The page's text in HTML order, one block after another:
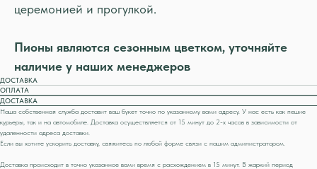
церемонией и прогулкой.
Пионы являются сезонным цветком, уточняйте
наличие у наших менеджеров
ДОСТАВКА
ОПЛАТА
ДОСТАВКА
Наша собственная служба доставит ваш букет точно по указанному вами адресу. У нас есть как пешие
курьеры, так и на автомобиле. Доставка осуществляется от 15 минут до 2-х часов в зависимости от
удаленности адреса доставки.
Если вы хотите ускорить доставку, свяжитесь по любой форме связи с нашим администратором.
Доставка происходит в точно указанное вами время с расхождением в 15 минут. В жаркий период